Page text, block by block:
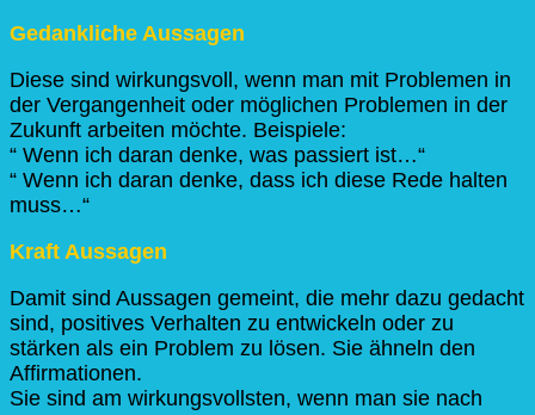
Gedankliche Aussagen
Diese sind wirkungsvoll, wenn man mit Problemen in
der Vergangenheit oder möglichen Problemen in der
Zukunft arbeiten möchte. Beispiele:
“ Wenn ich daran denke, was passiert ist…“
“ Wenn ich daran denke, dass ich diese Rede halten
muss…“
Kraft Aussagen
Damit sind Aussagen gemeint, die mehr dazu gedacht
sind, positives Verhalten zu entwickeln oder zu
stärken als ein Problem zu lösen. Sie ähneln den
Affirmationen.
Sie sind am wirkungsvollsten, wenn man sie nach